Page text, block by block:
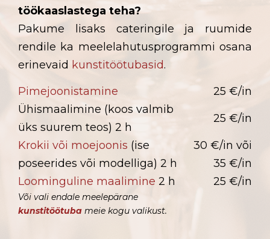
töökaaslastega teha?
Pakume lisaks cateringile ja ruumide
rendile ka meelelahutusprogrammi osana
erinevaid kunstitöötubasid.
Pimejoonistamine
25 €/in
Ühismaalimine (koos valmib
üks suurem teos) 2 h
25 €/in
Krokii või moejoonis (ise
poseerides või modelliga) 2 h
30 €/in või
35 €/in
Loominguline maalimine 2 h 25 €/in
Või vali endale meelepärane
kunstitöötuba meie kogu valikust.